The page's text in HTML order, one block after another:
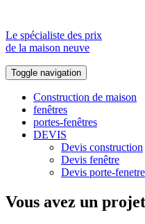
Le spécialiste des prix
de la maison neuve
Toggle navigation
Construction de maison
fenêtres
portes-fenêtres
DEVIS
Devis construction
Devis fenêtre
Devis porte-fenetre
Vous avez un